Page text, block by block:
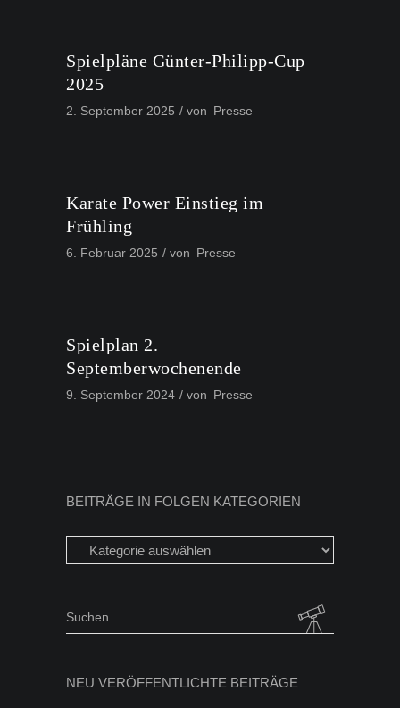
Spielpläne Günter-Philipp-Cup
2025
2. September 2025 von Presse
Karate Power Einstieg im
Frühling
6. Februar 2025 von Presse
Spielplan 2.
Septemberwochenende
9. September 2024 von Presse
BEITRÄGE IN FOLGEN KATEGORIEN
Beiträge
in
Kategorien
Search
NEU VERÖFFENTLICHTE BEITRÄGE